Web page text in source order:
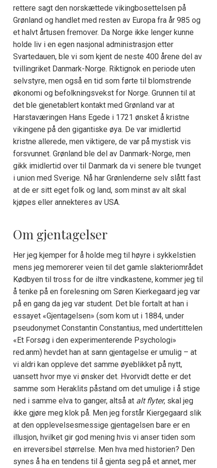
rettere sagt den norskættede vikingbosettelsen på
Grønland og handlet med resten av Europa fra år 985 og
et halvt årtusen fremover. Da Norge ikke lenger kunne
holde liv i en egen nasjonal administrasjon etter
Svartedauen, ble vi som kjent de neste 400 årene del av
tvillingriket Danmark-Norge. Riktignok en periode uten
selvstyre, men også en tid som førte til blomstrende
økonomi og befolkningsvekst for Norge. Grunnen til at
det ble gjenetablert kontakt med Grønland var at
Harstaværingen Hans Egede i 1721 ønsket å kristne
vikingene på den gigantiske øya. De var imidlertid
kristne allerede, men viktigere, de var på mystisk vis
forsvunnet. Grønland ble del av Danmark-Norge, men
gikk imidlertid over til Danmark da vi senere ble tvunget
i union med Sverige. Nå har Grønlenderne selv slått fast
at de er sitt eget folk og land, som minst av alt skal
kjøpes eller annekteres av USA.
Om gjentagelser
Her jeg kjemper for å holde meg til høyre i sykkelstien
mens jeg memorerer veien til det gamle slakteriområdet
Kødbyen til tross for de iltre vindkastene, kommer jeg til
å tenke på en forelesning om Søren Kierkegaard jeg var
på en gang da jeg var student. Det ble fortalt at han i
essayet «Gjentagelsen» (som kom ut i 1884, under
pseudonymet Constantin Constantius, med undertittelen
«Et Forsøg i den experimenterende Psychologi»
red.anm) hevdet han at sann gjentagelse er umulig – at
vi aldri kan oppleve det samme øyeblikket på nytt,
uansett hvor mye vi ønsker det. Hvorvidt dette er det
samme som Heraklits påstand om det umulige i å stige
ned i samme elva to ganger, altså at alt flyter, skal jeg
ikke gjøre meg klok på. Men jeg forstår Kiergegaard slik
at den opplevelsesmessige gjentagelsen bare er en
illusjon, hvilket gir god mening hvis vi anser tiden som
en irreversibel størrelse. Men hva med historien? Den
synes å ha en tendens til å gjenta seg på et annet, mer